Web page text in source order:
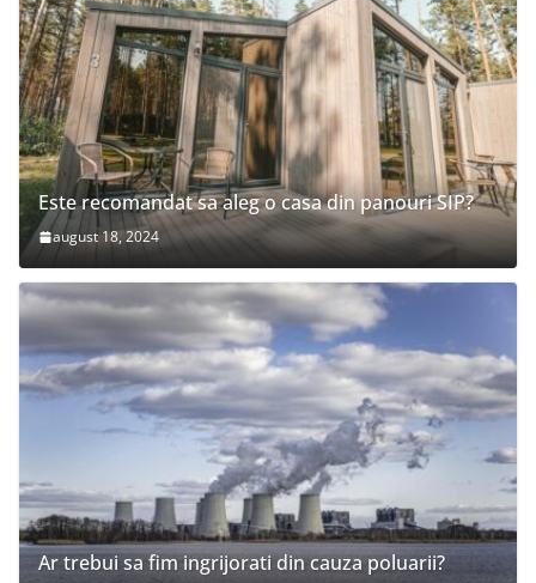
Este recomandat sa aleg o casa din panouri SIP?
august 18, 2024
Ar trebui sa fim ingrijorati din cauza poluarii?